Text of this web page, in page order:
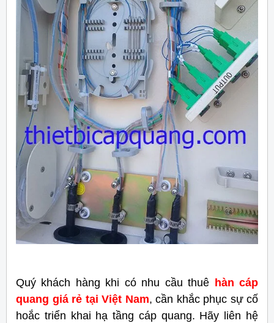
Quý khách hàng khi có nhu cầu thuê hàn cáp
quang giá rẻ tại Việt Nam, cần khắc phục sự cố
hoắc triển khai hạ tầng cáp quang. Hãy liên hệ